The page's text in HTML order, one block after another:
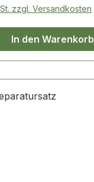
zzgl. Versandkosten
In den Warenkorb